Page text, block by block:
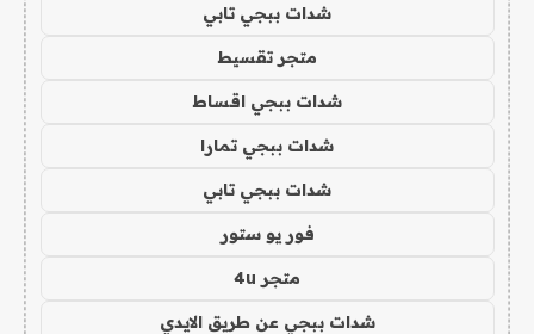
شدات ببجي تابي
متجر تقسيط
شدات ببجي اقساط
شدات ببجي تمارا
شدات ببجي تابي
فور يو ستور
متجر 4u
شدات ببجي عن طريق الايدي